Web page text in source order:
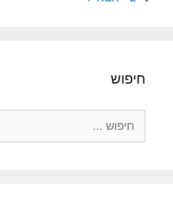
חיפוש